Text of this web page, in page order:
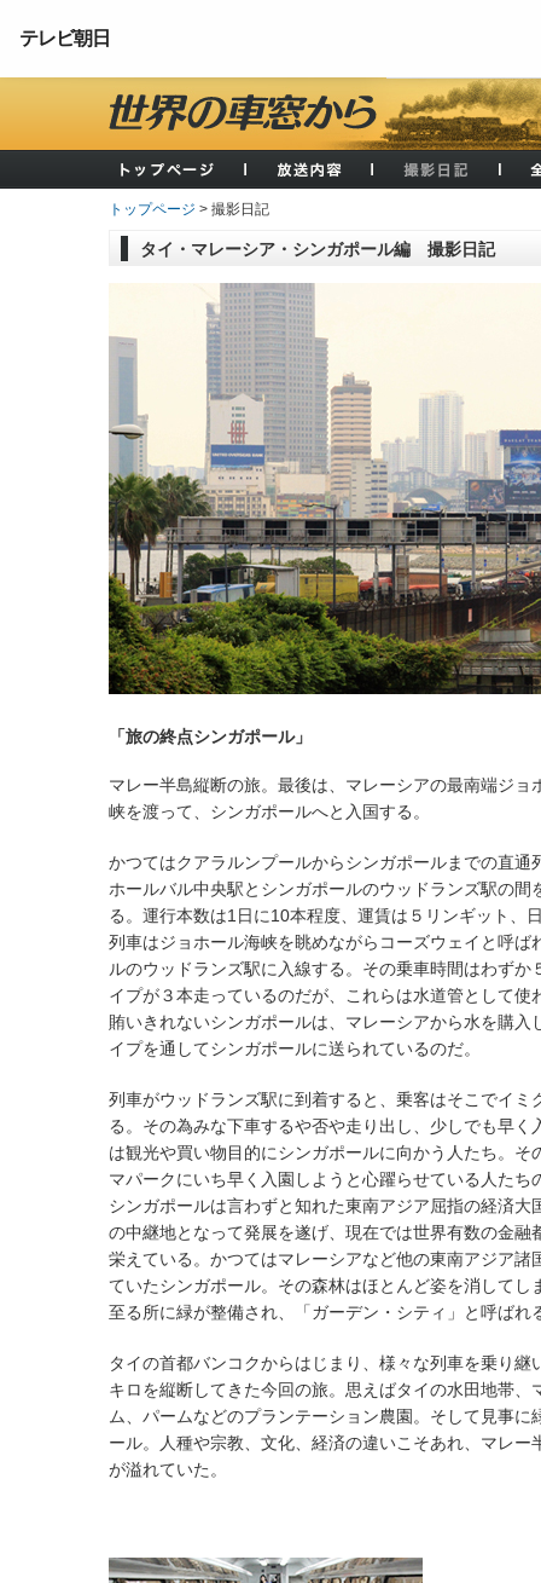
テレビ朝日
トップページ > 撮影日記
タイ・マレーシア・シンガポール編 撮影日記
「旅の終点シンガポール」
マレー半島縦断の旅。最後は、マレーシアの最南端ジョ
峡を渡って、シンガポールへと入国する。
かつてはクアラルンプールからシンガポールまでの直通
ホールバル中央駅とシンガポールのウッドランズ駅の間
る。運行本数は1日に10本程度、運賃は５リンギット、
列車はジョホール海峡を眺めながらコーズウェイと呼ば
ルのウッドランズ駅に入線する。その乗車時間はわずか
イプが３本走っているのだが、これらは水道管として使
賄いきれないシンガポールは、マレーシアから水を購入
イプを通してシンガポールに送られているのだ。
列車がウッドランズ駅に到着すると、乗客はそこでイミ
る。その為みな下車するや否や走り出し、少しでも早く
は観光や買い物目的にシンガポールに向かう人たち。そ
マパークにいち早く入園しようと心躍らせている人たち
シンガポールは言わずと知れた東南アジア屈指の経済大
の中継地となって発展を遂げ、現在では世界有数の金融
栄えている。かつてはマレーシアなど他の東南アジア諸
ていたシンガポール。その森林はほとんど姿を消してし
至る所に緑が整備され、「ガーデン・シティ」と呼ばれ
タイの首都バンコクからはじまり、様々な列車を乗り継
キロを縦断してきた今回の旅。思えばタイの水田地帯、
ム、パームなどのプランテーション農園。そして見事に
ール。人種や宗教、文化、経済の違いこそあれ、マレー
が溢れていた。